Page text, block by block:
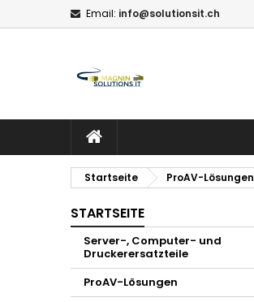
Email: info@solutionsit.ch
STARTSEITE
Startseite ProAV-Lösungen
STARTSEITE
Server-, Computer- und
Druckerersatzteile
ProAV-Lösungen